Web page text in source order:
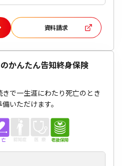
資料請求
かんたん告知終身保険
で一生涯にわたり死亡のとき
いただけます。